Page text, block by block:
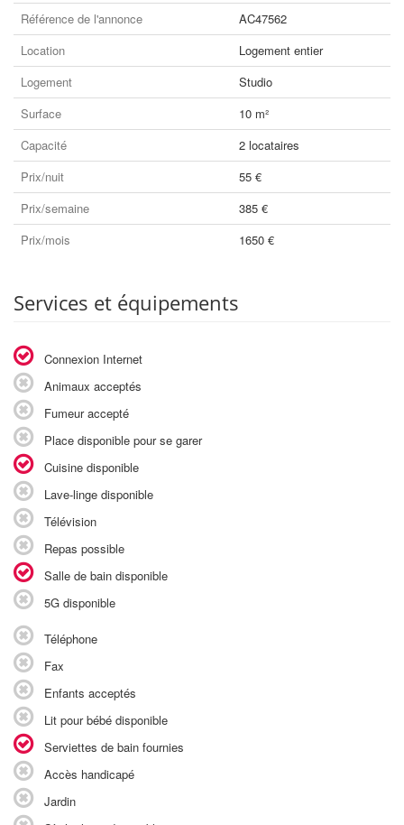
Référence de l'annonce
AC47562
Location
Logement entier
Logement
Studio
Surface
10 m²
Capacité
2 locataires
Prix/nuit
55 €
Prix/semaine
385 €
Prix/mois
1650 €
Services et équipements
Connexion Internet
Animaux acceptés
Fumeur accepté
Place disponible pour se garer
Cuisine disponible
Lave-linge disponible
Télévision
Repas possible
Salle de bain disponible
5G disponible
Téléphone
Fax
Enfants acceptés
Lit pour bébé disponible
Serviettes de bain fournies
Accès handicapé
Jardin